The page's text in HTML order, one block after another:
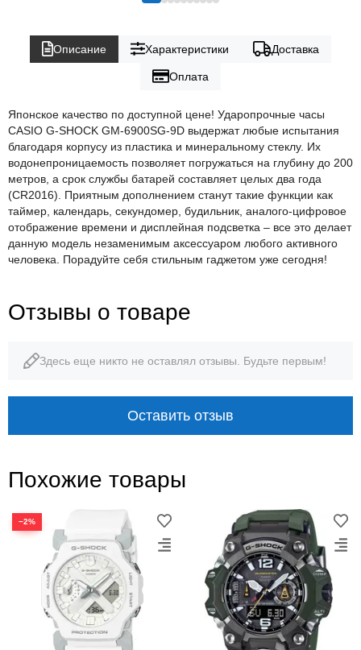
Описание Характеристики Доставка
Оплата
Японское качество по доступной цене! Ударопрочные часы
CASIO G-SHOCK GM-6900SG-9D выдержат любые испытания
благодаря корпусу из пластика и минеральному стеклу. Их
водонепроницаемость позволяет погружаться на глубину до 200
метров, а срок службы батарей составляет целых два года
(CR2016). Приятным дополнением станут такие функции как
таймер, календарь, секундомер, будильник, аналого-цифровое
отображение времени и дисплейная подсветка – все это делает
данную модель незаменимым аксессуаром любого активного
человека. Порадуйте себя стильным гаджетом уже сегодня!
Отзывы о товаре
Здесь еще никто не оставлял отзывы. Будьте первым!
Оставить отзыв
Похожие товары
−2%